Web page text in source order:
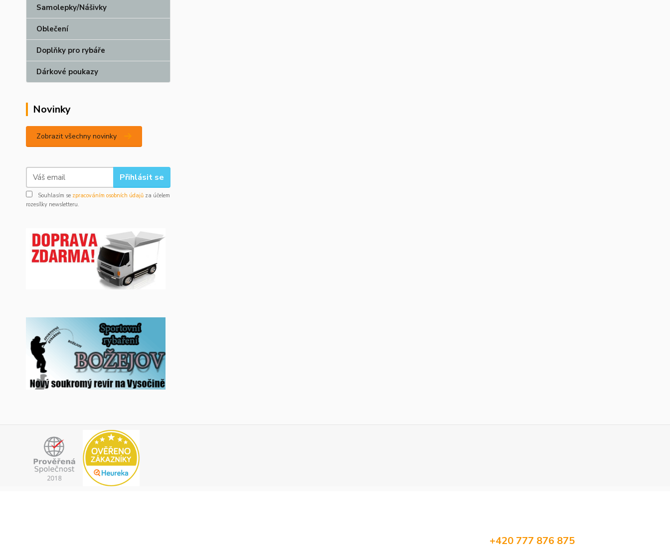
Samolepky/Nášivky
Oblečení
Doplňky pro rybáře
Dárkové poukazy
Novinky
Zobrazit všechny novinky
Přihlásit se
Souhlasím se zpracováním osobních údajů za účelem
rozesílky newsletteru.
+420 777 876 875